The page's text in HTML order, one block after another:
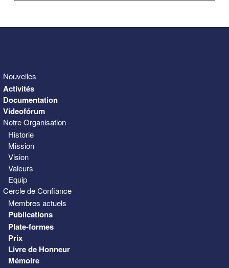
Nouvelles
Activités
Documentation
Videofórum
Notre Organisation
Historie
Mission
Vision
Valeurs
Equip
Cercle de Confiance
Membres actuels
Publications
Plate-formes
Prix
Livre de Honneur
Mémoire